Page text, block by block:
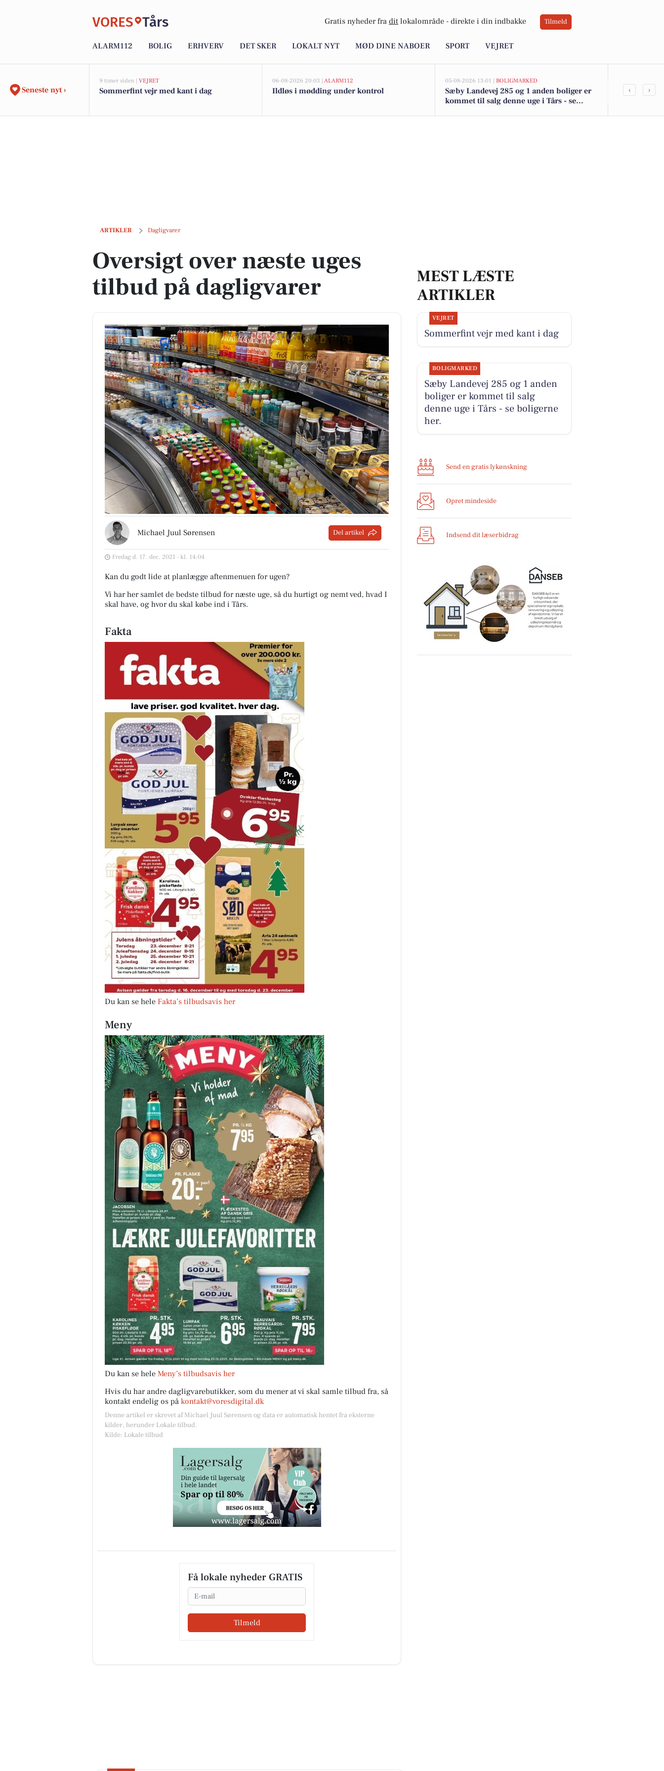
VORES Tårs Gratis nyheder fra dit lokalområde - direkte i din indbakke Tilmeld
ALARM112 BOLIG ERHVERV DET SKER LOKALT NYT MØD DINE NABOER SPORT VEJRET
Seneste nyt ›
9 timer siden | VEJRET
Sommerfint vejr med kant i dag
06-08-2026 20:03 | ALARM112
Ildløs i mødding under kontrol
05-08-2026 13:01 | BOLIGMARKED
Sæby Landevej 285 og 1 anden boliger er
kommet til salg denne uge i Tårs - se
Top 6 over
‹ ›
ARTIKLER Dagligvarer
Oversigt over næste uges tilbud på dagligvarer
Oversigt over næste uges
tilbud på dagligvarer
Michael Juul Sørensen Del artikel
Fredag d. 17. dec. 2021 - kl. 14:04
Kan du godt lide at planlægge aftenmenuen for ugen?
Vi har her samlet de bedste tilbud for næste uge, så du hurtigt og nemt ved, hvad I
skal have, og hvor du skal købe ind i Tårs.
Fakta
Du kan se hele Fakta’s tilbudsavis her
Meny
Du kan se hele Meny’s tilbudsavis her
Hvis du har andre dagligvarebutikker, som du mener at vi skal samle tilbud fra, så
kontakt endelig os på kontakt@voresdigital.dk
Denne artikel er skrevet af Michael Juul Sørensen og data er automatisk hentet fra eksterne
kilder, herunder Lokale tilbud.
Kilde: Lokale tilbud
Få lokale nyheder GRATIS
Email
Tilmeld
MEST LÆSTE
ARTIKLER
VEJRET
Sommerfint vejr med kant i dag
BOLIGMARKED
Sæby Landevej 285 og 1 anden
boliger er kommet til salg
denne uge i Tårs - se boligerne
her.
Send en gratis lykønskning
Opret mindeside
Indsend dit læserbidrag